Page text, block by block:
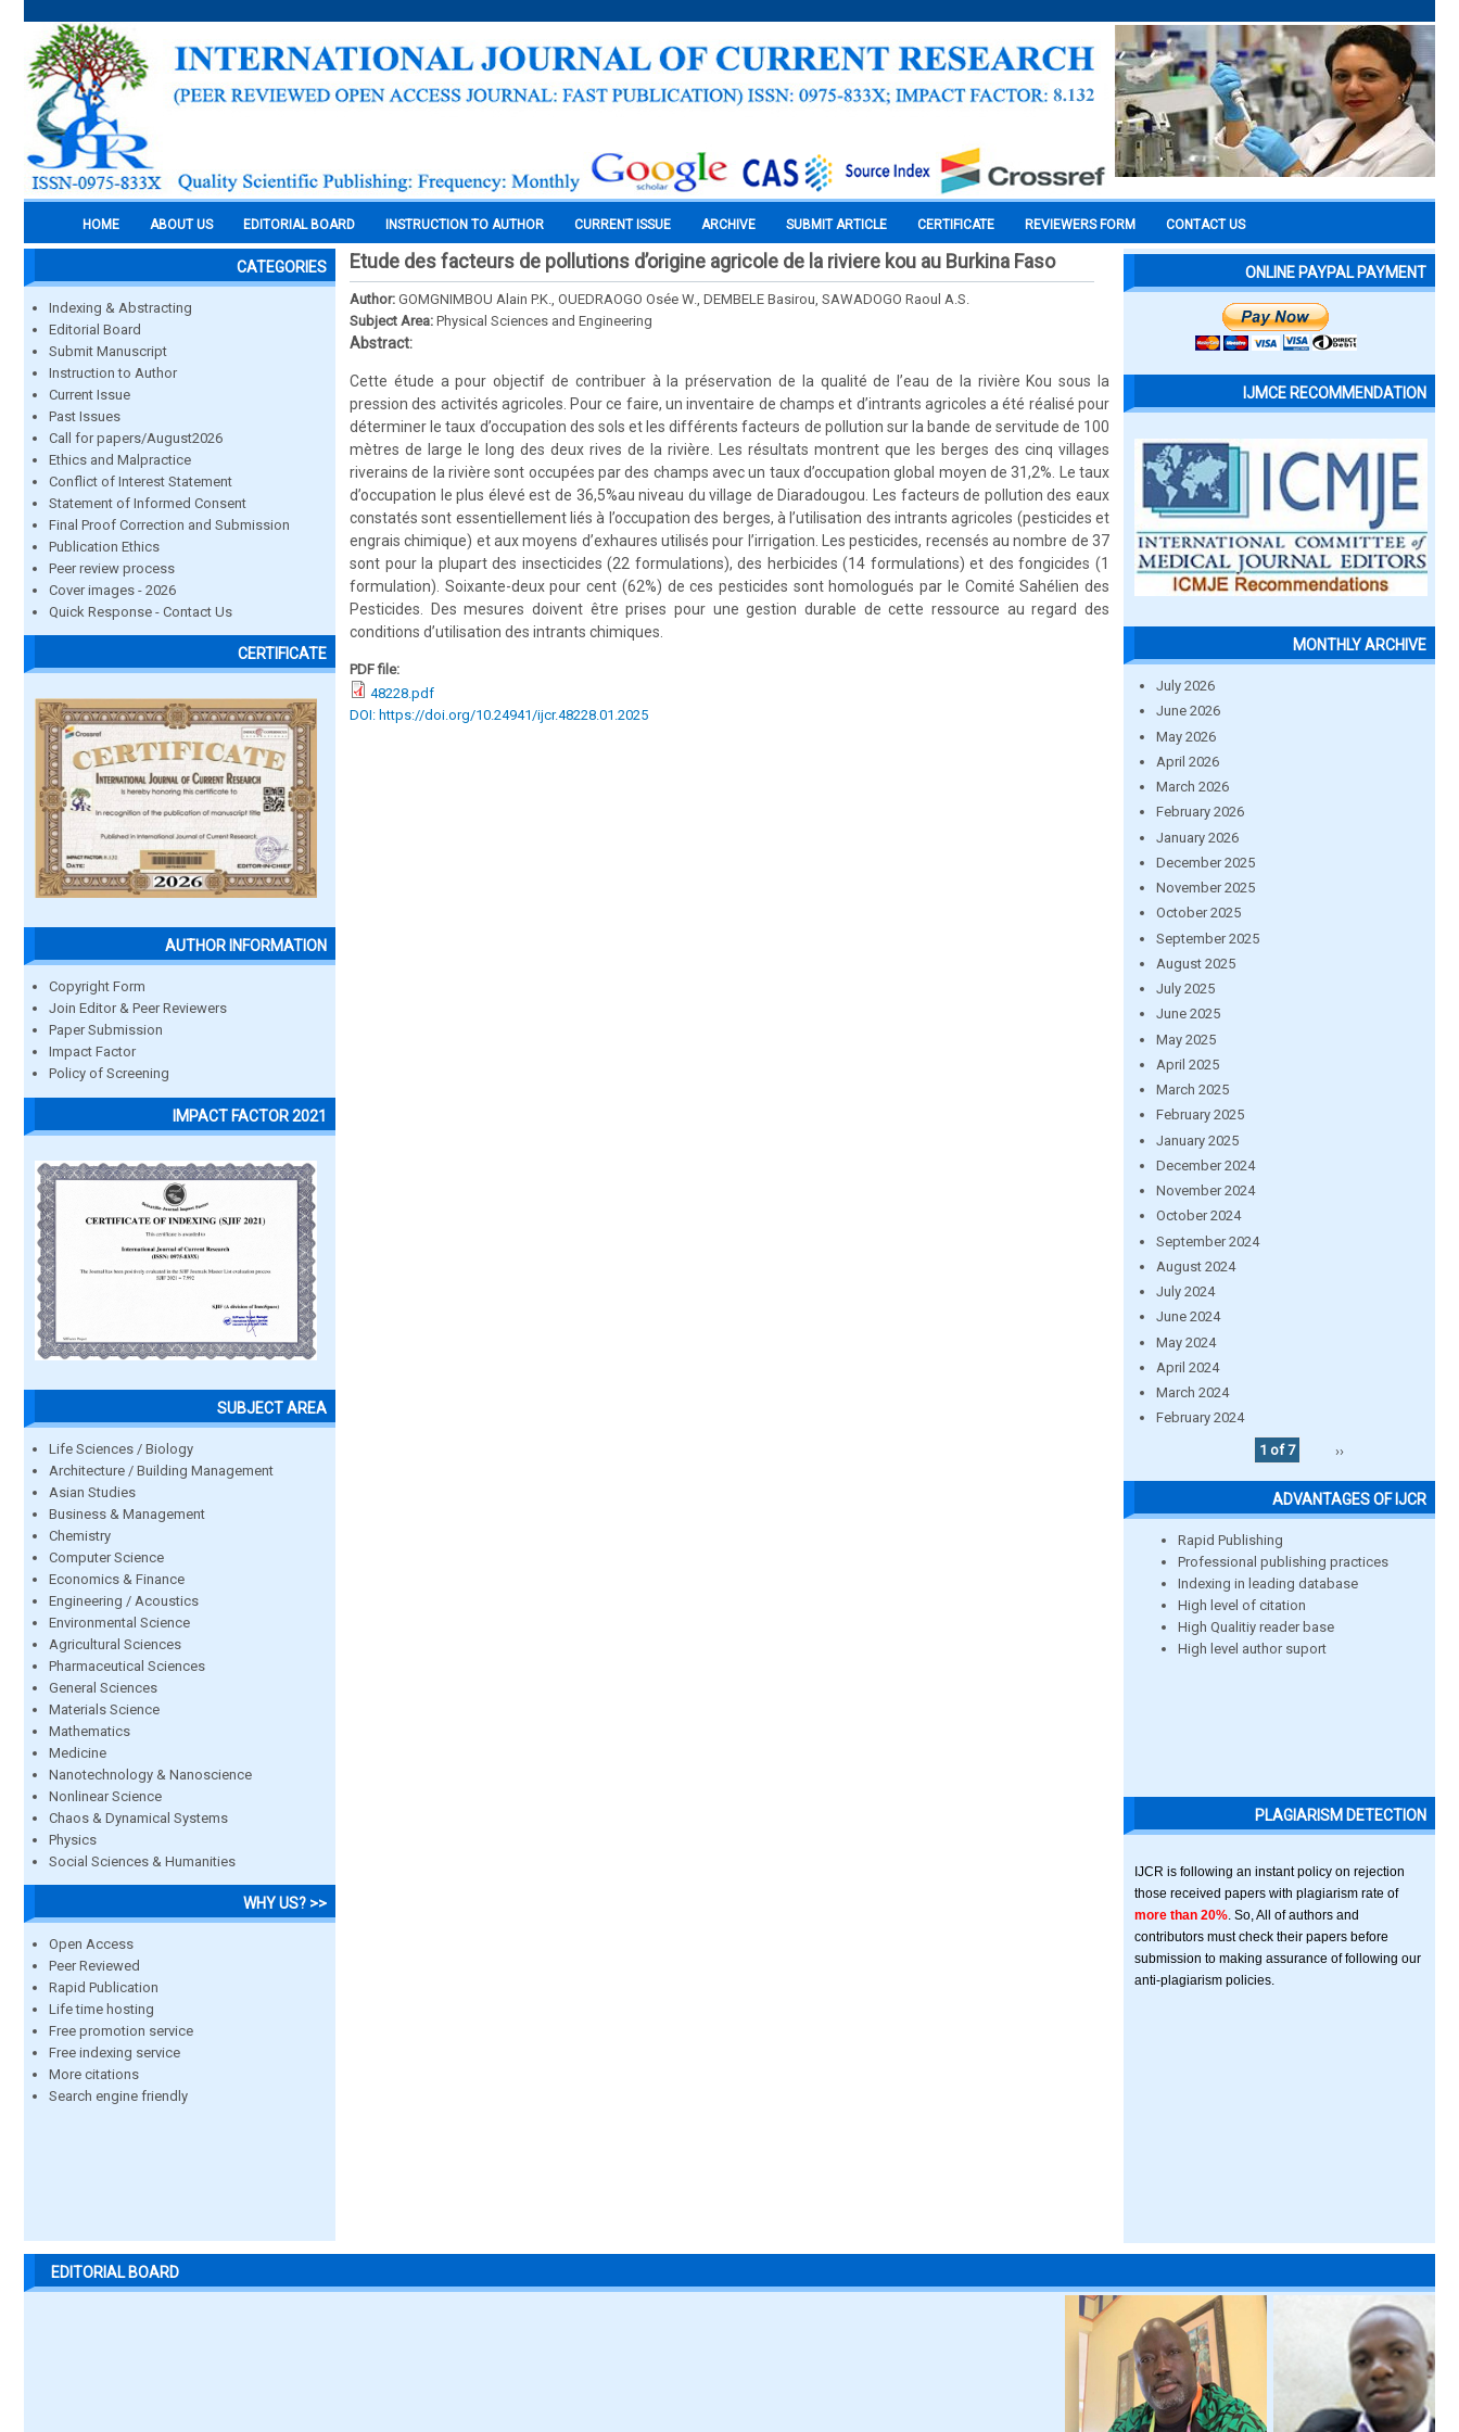
HOME ABOUT US EDITORIAL BOARD INSTRUCTION TO AUTHOR CURRENT ISSUE ARCHIVE SUBMIT ARTICLE CERTIFICATE REVIEWERS FORM CONTACT US
CATEGORIES
Indexing & Abstracting
Editorial Board
Submit Manuscript
Instruction to Author
Current Issue
Past Issues
Call for papers/August2026
Ethics and Malpractice
Conflict of Interest Statement
Statement of Informed Consent
Final Proof Correction and Submission
Publication Ethics
Peer review process
Cover images - 2026
Quick Response - Contact Us
CERTIFICATE
AUTHOR INFORMATION
Copyright Form
Join Editor & Peer Reviewers
Paper Submission
Impact Factor
Policy of Screening
IMPACT FACTOR 2021
SUBJECT AREA
Life Sciences / Biology
Architecture / Building Management
Asian Studies
Business & Management
Chemistry
Computer Science
Economics & Finance
Engineering / Acoustics
Environmental Science
Agricultural Sciences
Pharmaceutical Sciences
General Sciences
Materials Science
Mathematics
Medicine
Nanotechnology & Nanoscience
Nonlinear Science
Chaos & Dynamical Systems
Physics
Social Sciences & Humanities
WHY US? >>
Open Access
Peer Reviewed
Rapid Publication
Life time hosting
Free promotion service
Free indexing service
More citations
Search engine friendly
Etude des facteurs de pollutions d’origine agricole de la riviere kou au Burkina Faso
Author: GOMGNIMBOU Alain P.K., OUEDRAOGO Osée W., DEMBELE Basirou, SAWADOGO Raoul A.S.
Subject Area: Physical Sciences and Engineering
Abstract:
Cette étude a pour objectif de contribuer à la préservation de la qualité de l’eau de la rivière Kou sous la
pression des activités agricoles. Pour ce faire, un inventaire de champs et d’intrants agricoles a été réalisé pour
déterminer le taux d’occupation des sols et les différents facteurs de pollution sur la bande de servitude de 100
mètres de large le long des deux rives de la rivière. Les résultats montrent que les berges des cinq villages
riverains de la rivière sont occupées par des champs avec un taux d’occupation global moyen de 31,2%. Le taux
d’occupation le plus élevé est de 36,5%au niveau du village de Diaradougou. Les facteurs de pollution des eaux
constatés sont essentiellement liés à l’occupation des berges, à l’utilisation des intrants agricoles (pesticides et
engrais chimique) et aux moyens d’exhaures utilisés pour l’irrigation. Les pesticides, recensés au nombre de 37
sont pour la plupart des insecticides (22 formulations), des herbicides (14 formulations) et des fongicides (1
formulation). Soixante-deux pour cent (62%) de ces pesticides sont homologués par le Comité Sahélien des
Pesticides. Des mesures doivent être prises pour une gestion durable de cette ressource au regard des
conditions d’utilisation des intrants chimiques.
PDF file:
48228.pdf
DOI: https://doi.org/10.24941/ijcr.48228.01.2025
ONLINE PAYPAL PAYMENT
IJMCE RECOMMENDATION
MONTHLY ARCHIVE
July 2026
June 2026
May 2026
April 2026
March 2026
February 2026
January 2026
December 2025
November 2025
October 2025
September 2025
August 2025
July 2025
June 2025
May 2025
April 2025
March 2025
February 2025
January 2025
December 2024
November 2024
October 2024
September 2024
August 2024
July 2024
June 2024
May 2024
April 2024
March 2024
February 2024
1 of 7
››
ADVANTAGES OF IJCR
Rapid Publishing
Professional publishing practices
Indexing in leading database
High level of citation
High Qualitiy reader base
High level author suport
PLAGIARISM DETECTION
IJCR is following an instant policy on rejection
those received papers with plagiarism rate of
more than 20% . So, All of authors and
contributors must check their papers before
submission to making assurance of following our
anti-plagiarism policies.
EDITORIAL BOARD